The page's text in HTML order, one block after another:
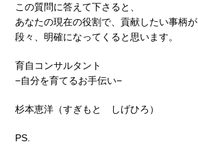
この質問に答えて下さると、
あなたの現在の役割で、貢献したい事柄が
段々、明確になってくると思います。
育自コンサルタント
−自分を育てるお手伝い−
杉本恵洋（すぎもと しげひろ）
PS.